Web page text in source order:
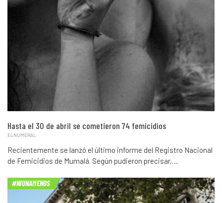
Hasta el 30 de abril se cometieron 74 femicidios
ELNUMERAL
Recientemente se lanzó el último informe del Registro Nacional
de Femicidios de Mumalá. Según pudieron precisar,…
#NIUNAMENOS